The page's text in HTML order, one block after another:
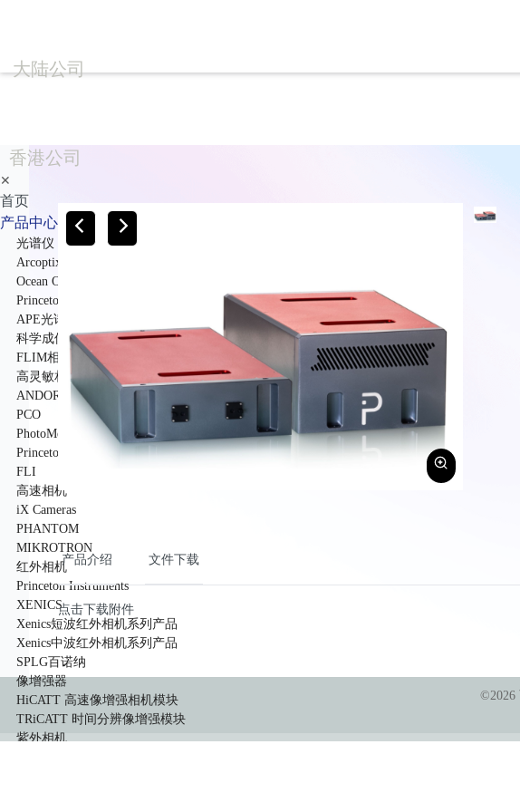
大陆公司
香港公司
✕
首页
产品中心
光谱仪
Arcoptix傅里叶变换红外光谱仪
Ocean Optics光纤光谱仪
Princeton Instruments高性能光谱仪
APE光谱仪
科学成像
FLIM相机
高灵敏相机
ANDOR
PCO
PhotoMetrics
Princeton Instruments
FLI
高速相机
iX Cameras
PHANTOM
MIKROTRON
红外相机
Princeton Instruments
XENICS
Xenics短波红外相机系列产品
Xenics中波红外相机系列产品
SPLG百诺纳
像增强器
HiCATT 高速像增强相机模块
TRiCATT 时间分辨像增强模块
紫外相机
产品介绍 文件下载
点击下载附件
©2026